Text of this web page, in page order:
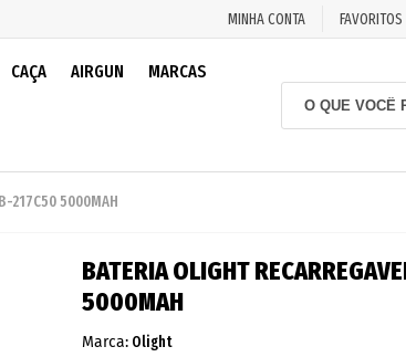
MINHA CONTA FAVORITOS
CAÇA AIRGUN MARCAS
217C50 5000MAH
BATERIA OLIGHT
5000MAH
Marca: Olight